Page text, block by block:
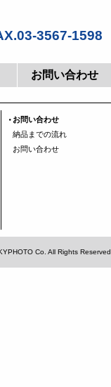
3567-1598
お問い合わせ
お問い合わせ
納品までの流れ
お問い合わせ
Co. All Rights Reserved.